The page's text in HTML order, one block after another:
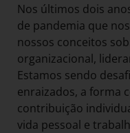
Nos últimos dois
de pandemia que
nossos conceitos
organizacional,
Estamos sendo
enraizados, a forma
contribuição
vida pessoal e